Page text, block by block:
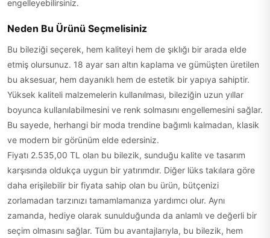
engelleyebilirsiniz.
Neden Bu Ürünü Seçmelisiniz
Bu bileziği seçerek, hem kaliteyi hem de şıklığı bir arada elde
etmiş olursunuz. 18 ayar sarı altın kaplama ve gümüşten üretilen
bu aksesuar, hem dayanıklı hem de estetik bir yapıya sahiptir.
Yüksek kaliteli malzemelerin kullanılması, bileziğin uzun yıllar
boyunca kullanılabilmesini ve renk solmasını engellemesini sağlar.
Bu sayede, herhangi bir moda trendine bağımlı kalmadan, klasik
ve modern bir görünüm elde edersiniz.
Fiyatı 2.535,00 TL olan bu bilezik, sunduğu kalite ve tasarım
karşısında oldukça uygun bir yatırımdır. Diğer lüks takılara göre
daha erişilebilir bir fiyata sahip olan bu ürün, bütçenizi
zorlamadan tarzınızı tamamlamanıza yardımcı olur. Aynı
zamanda, hediye olarak sunulduğunda da anlamlı ve değerli bir
seçim olmasını sağlar. Tüm bu avantajlarıyla, bu bilezik, hem